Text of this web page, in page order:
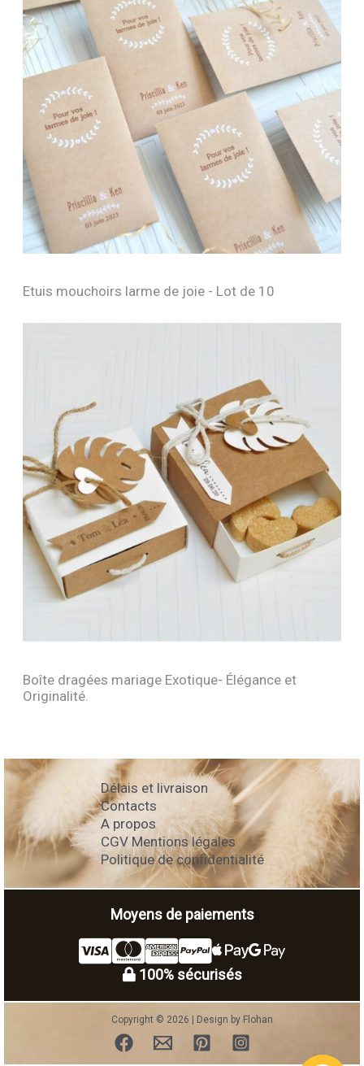
Etuis mouchoirs larme de joie - Lot de 10
Boîte dragées mariage Exotique- Élégance et
Originalité.
Délais et livraison
Contacts
A propos
CGV Mentions légales
Politique de confidentialité
Moyens de paiements
100% sécurisés
Copyright © 2026 | Design by Flohan